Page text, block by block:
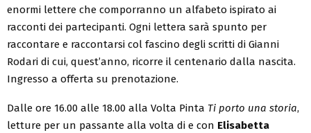
enormi lettere che comporranno un alfabeto ispirato ai
racconti dei partecipanti. Ogni lettera sarà spunto per
raccontare e raccontarsi col fascino degli scritti di Gianni
Rodari di cui, quest’anno, ricorre il centenario dalla nascita.
Ingresso a offerta su prenotazione.
Dalle ore 16.00 alle 18.00 alla Volta Pinta Ti porto una storia,
letture per un passante alla volta di e con Elisabetta